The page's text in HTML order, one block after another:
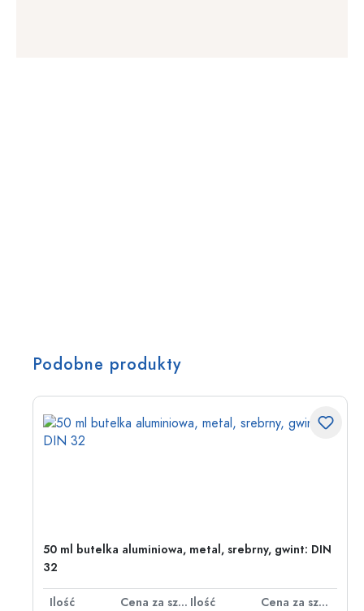
Podobne produkty
50 ml butelka aluminiowa, metal, srebrny, gwint: DIN
32
Ilość Cena za sztukę Ilość
Cena za sztukę